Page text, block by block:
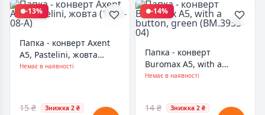
-13%
Папка - конверт Axent
А5, Pastelini, жовта
(1522-08-A)
Немає в наявності
15 ₴ Знижка 2 ₴
-14%
Папка - конверт
Buromax А5, with a
button, green (BM.3935-
Немає в наявності
14 ₴ Знижка 2 ₴